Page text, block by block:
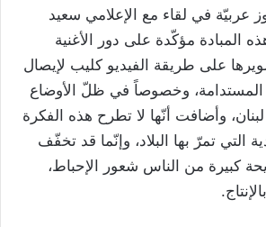
عربيّة في لقاء مع الإعلامي سعيد
المبادة مؤكّدة على دور الأغنية
على طريقة الفيديو كليب لإيصال
المستدامة، وخصوصاً في ظلّ الأوضاع
لبنان، وأضافت أنّها لا تطرح هذه الفكرة
التي تمرّ بها البلاد، وإنّما قد تخفّف
كبيرة من الناس شعور الإحباط،